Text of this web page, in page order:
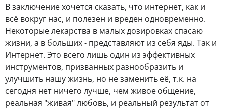
В заключение хочется сказать, что интернет, как и
всё вокруг нас, и полезен и вреден одновременно.
Некоторые лекарства в малых дозировках спасаю
жизни, а в больших - представляют из себя яды. Так и
Интернет. Это всего лишь один из эффективных
инструментов, призванных разнообразить и
улучшить нашу жизнь, но не заменить её, т.к. на
сегодня нет ничего лучше, чем живое общение,
реальная "живая" любовь, и реальный результат от